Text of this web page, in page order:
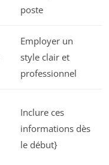
poste
Employer un
style clair et
professionnel
Inclure ces
informations dès
le début}